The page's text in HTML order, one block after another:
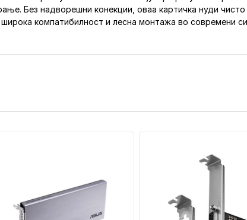
Без надворешни конекции, оваа картичка нуди
компатибилност и лесна монтажа во современи